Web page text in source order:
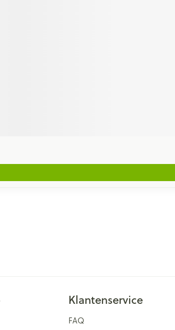
Klantenservice
FAQ